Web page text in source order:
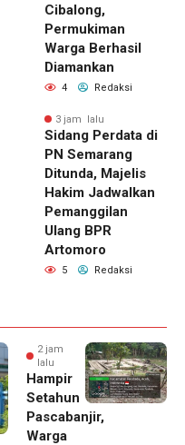
Cibalong,
Permukiman
Warga Berhasil
Diamankan
4 Redaksi
3 jam lalu
Sidang Perdata di
PN Semarang
Ditunda, Majelis
Hakim Jadwalkan
Pemanggilan
Ulang BPR
Artomoro
5 Redaksi
2 jam
lalu
Hampir
Setahun
Pascabanjir,
Warga